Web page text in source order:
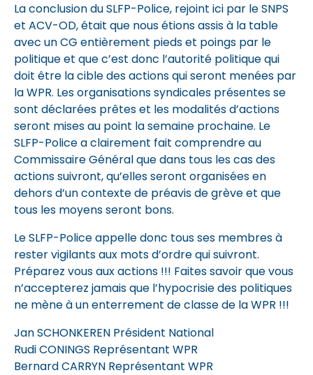
La conclusion du SLFP-Police, rejoint ici par le SNPS
et ACV-OD, était que nous étions assis à la table
avec un CG entièrement pieds et poings par le
politique et que c’est donc l’autorité politique qui
doit être la cible des actions qui seront menées par
la WPR. Les organisations syndicales présentes se
sont déclarées prêtes et les modalités d’actions
seront mises au point la semaine prochaine. Le
SLFP-Police a clairement fait comprendre au
Commissaire Général que dans tous les cas des
actions suivront, qu’elles seront organisées en
dehors d’un contexte de préavis de grève et que
tous les moyens seront bons.
Le SLFP-Police appelle donc tous ses membres à
rester vigilants aux mots d’ordre qui suivront.
Préparez vous aux actions !!! Faites savoir que vous
n’accepterez jamais que l’hypocrisie des politiques
ne mène à un enterrement de classe de la WPR !!!
Jan SCHONKEREN Président National
Rudi CONINGS Représentant WPR
Bernard CARRYN Représentant WPR